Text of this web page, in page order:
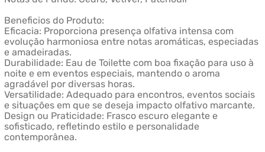
Beneficios do Produto:
Eficacia: Proporciona presença olfativa intensa com
evolução harmoniosa entre notas aromáticas, especiadas
e amadeiradas.
Durabilidade: Eau de Toilette com boa fixação para uso à
noite e em eventos especiais, mantendo o aroma
agradável por diversas horas.
Versatilidade: Adequado para encontros, eventos sociais
e situações em que se deseja impacto olfativo marcante.
Design ou Praticidade: Frasco escuro elegante e
sofisticado, refletindo estilo e personalidade
contemporânea.